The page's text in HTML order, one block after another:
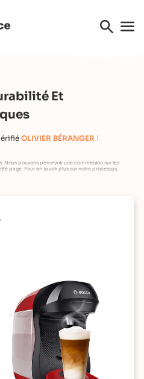
Et
OLIVIER BÉRANGER
Nous pouvons percevoir une commission sur les
page. Pour en savoir plus sur notre processus,